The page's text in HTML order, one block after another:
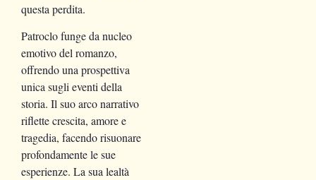
questa perdita.
Patroclo funge da nucleo
emotivo del romanzo,
offrendo una prospettiva
unica sugli eventi della
storia. Il suo arco narrativo
riflette crescita, amore e
tragedia, facendo risuonare
profondamente le sue
esperienze. La sua lealtà